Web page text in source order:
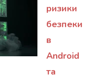
ризики
безпеки
в
Android
та